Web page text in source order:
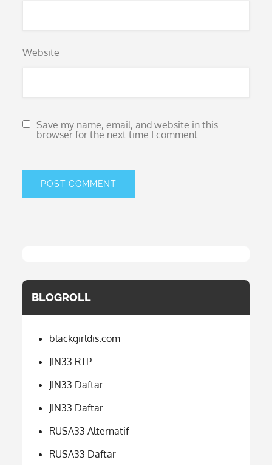
Website
Save my name, email, and website in this
browser for the next time I comment.
BLOGROLL
blackgirldis.com
JIN33 RTP
JIN33 Daftar
JIN33 Daftar
RUSA33 Alternatif
RUSA33 Daftar